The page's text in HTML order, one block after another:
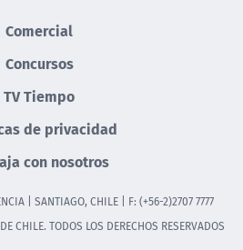
Comercial
Concursos
TV Tiempo
de privacidad
con nosotros
| SANTIAGO, CHILE | F: (+56-2)2707 7777
CHILE. TODOS LOS DERECHOS RESERVADOS